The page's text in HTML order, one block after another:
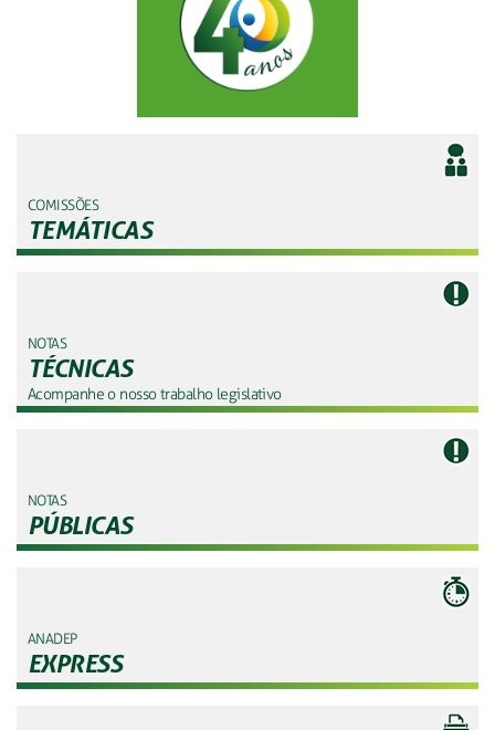
COMISSÕES
TEMÁTICAS
NOTAS
TÉCNICAS
Acompanhe o nosso trabalho legislativo
NOTAS
PÚBLICAS
ANADEP
EXPRESS